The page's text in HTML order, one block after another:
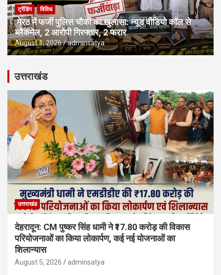
ट्रेंडिंग विविध
मेरठ में फर्जी पुलिस चौकी का खुलासा: न्यूड वीडियो कॉल से
ब्लैकमेल, 2 आरोपी गिरफ्तार, 2 फरार
August 1, 2026 adminsatya
उत्तराखंड
उत्तराखंड
देहरादून: CM पुष्कर सिंह धामी ने ₹17.80 करोड़ की विकास
परियोजनाओं का किया लोकार्पण, कई नई योजनाओं का
शिलान्यास
August 5, 2026 adminsatya